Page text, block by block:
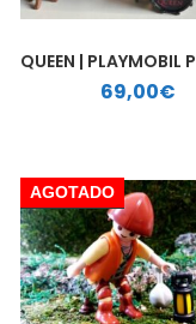
69,00€
AGOTADO